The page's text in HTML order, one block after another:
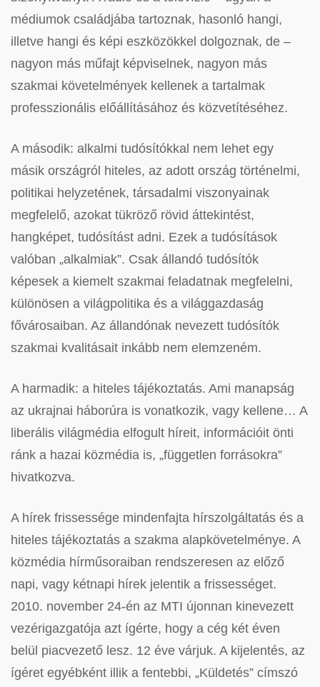
médiumok családjába tartoznak, hasonló hangi,
illetve hangi és képi eszközökkel dolgoznak, de –
nagyon más műfajt képviselnek, nagyon más
szakmai követelmények kellenek a tartalmak
professzionális előállításához és közvetítéséhez.
A második: alkalmi tudósítókkal nem lehet egy
másik országról hiteles, az adott ország történelmi,
politikai helyzetének, társadalmi viszonyainak
megfelelő, azokat tükröző rövid áttekintést,
hangképet, tudósítást adni. Ezek a tudósítások
valóban „alkalmiak”. Csak állandó tudósítók
képesek a kiemelt szakmai feladatnak megfelelni,
különösen a világpolitika és a világgazdaság
fővárosaiban. Az állandónak nevezett tudósítók
szakmai kvalitásait inkább nem elemzeném.
A harmadik: a hiteles tájékoztatás. Ami manapság
az ukrajnai háborúra is vonatkozik, vagy kellene… A
liberális világmédia elfogult híreit, információit önti
ránk a hazai közmédia is, „független forrásokra”
hivatkozva.
A hírek frissessége mindenfajta hírszolgáltatás és a
hiteles tájékoztatás a szakma alapkövetelménye. A
közmédia hírműsoraiban rendszeresen az előző
napi, vagy kétnapi hírek jelentik a frissességet.
2010. november 24-én az MTI újonnan kinevezett
vezérigazgatója azt ígérte, hogy a cég két éven
belül piacvezető lesz. 12 éve várjuk. A kijelentés, az
ígéret egyébként illik a fentebbi, „Küldetés” címszó